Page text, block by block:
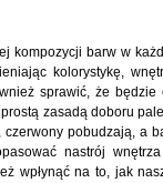
kompozycji barw w
kolorystykę,
sprawić, że
zasadą doboru
czerwony pobudzają, a
nastrój
wpłynąć na to, jak